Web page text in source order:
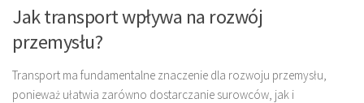
Jak transport wpływa na rozwój
przemysłu?
Transport ma fundamentalne znaczenie dla rozwoju przemysłu,
ponieważ ułatwia zarówno dostarczanie surowców, jak i